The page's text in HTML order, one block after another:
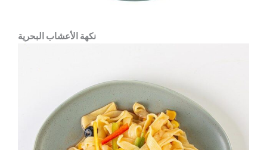
نكهة الأعشاب البحرية